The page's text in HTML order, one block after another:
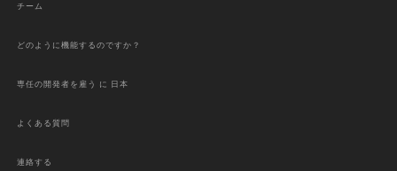
チーム
どのように機能するのですか？
専任の開発者を雇う に 日本
よくある質問
連絡する